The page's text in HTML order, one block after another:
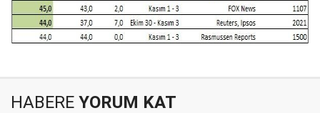
HABERE YORUM KAT